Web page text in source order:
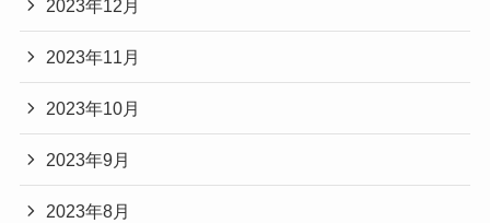
2023年12月
2023年11月
2023年10月
2023年9月
2023年8月